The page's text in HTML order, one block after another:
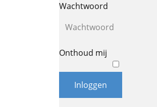
Wachtwoord
Onthoud mij
Inloggen